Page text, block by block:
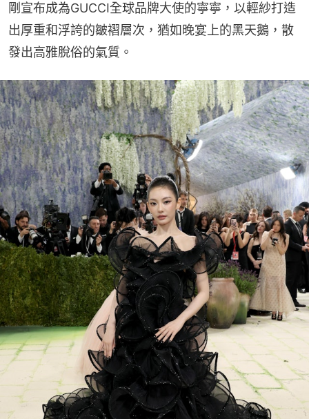
剛宣布成為GUCCI全球品牌大使的寧寧，以輕紗打造
出厚重和浮誇的皺褶層次，猶如晚宴上的黑天鵝，散
發出高雅脫俗的氣質。